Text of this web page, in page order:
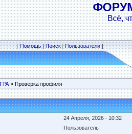
Всё,
|Помощь|Поиск|Пользователи|
» Проверка профиля
24 Апреля, 2026 - 10:32
Пользователь